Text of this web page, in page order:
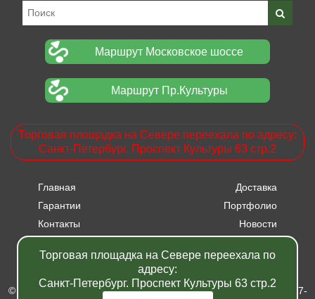
Маршрут Московское шоссе
Маршрут Пр.Культуры
Торговая площадка на Севере переехала по адресу:
Санкт-Петербург. Проспект Культуры 63 стр.2
Главная
Доставка
Гарантии
Портфолио
Контакты
Новости
Акции
© Питомник растений "Фавн" - Санкт-Петербург - Москва 2007-
Торговая площадка на Севере переехала по
адресу:
Санкт-Петербург. Проспект Культуры 63 стр.2